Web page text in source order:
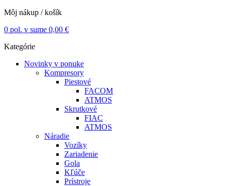
Môj nákup / košík
0 pol. v sume 0,00 €
Kategórie
Novinky v ponuke
Kompresory
Piestové
FACOM
ATMOS
Skrutkové
FIAC
ATMOS
Náradie
Vozíky
Zariadenie
Gola
Kľúče
Prístroje